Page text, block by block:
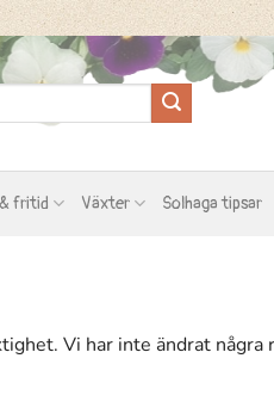
fritid Växter Solhaga tipsar
Vi har inte ändrat